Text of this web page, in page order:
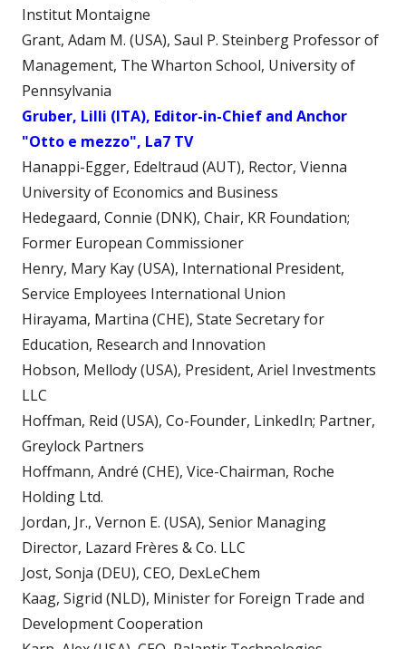
Institut Montaigne
Grant, Adam M. (USA), Saul P. Steinberg Professor of
Management, The Wharton School, University of
Pennsylvania
Gruber, Lilli (ITA), Editor-in-Chief and Anchor
"Otto e mezzo", La7 TV
Hanappi-Egger, Edeltraud (AUT), Rector, Vienna
University of Economics and Business
Hedegaard, Connie (DNK), Chair, KR Foundation;
Former European Commissioner
Henry, Mary Kay (USA), International President,
Service Employees International Union
Hirayama, Martina (CHE), State Secretary for
Education, Research and Innovation
Hobson, Mellody (USA), President, Ariel Investments
LLC
Hoffman, Reid (USA), Co-Founder, LinkedIn; Partner,
Greylock Partners
Hoffmann, André (CHE), Vice-Chairman, Roche
Holding Ltd.
Jordan, Jr., Vernon E. (USA), Senior Managing
Director, Lazard Frères & Co. LLC
Jost, Sonja (DEU), CEO, DexLeChem
Kaag, Sigrid (NLD), Minister for Foreign Trade and
Development Cooperation